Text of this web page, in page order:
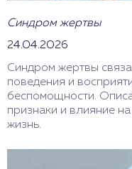
Синдром жертвы
24.04.2026
Синдром жертвы
поведения и
беспомощности.
признаки и влияние
жизнь.